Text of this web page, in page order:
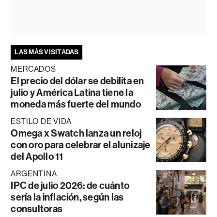
LAS MÁS VISITADAS
MERCADOS
El precio del dólar se debilita en
julio y América Latina tiene la
moneda más fuerte del mundo
ESTILO DE VIDA
Omega x Swatch lanza un reloj
con oro para celebrar el alunizaje
del Apollo 11
ARGENTINA
IPC de julio 2026: de cuánto
sería la inflación, según las
consultoras